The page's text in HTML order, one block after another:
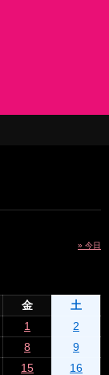
» 今日
金
土
1
2
8
9
15
16